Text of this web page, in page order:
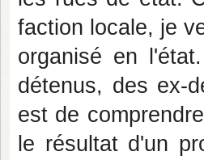
faction locale, je
organisé en
détenus, des ex-
est de
le résultat d'un